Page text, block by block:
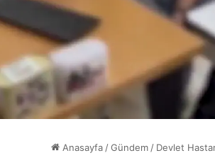
Anasayfa / Gündem / Devlet